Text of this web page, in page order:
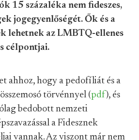
15 százaléka nem fideszes,
jogegyenlőségét. Ők és a
lehetnek az LMBTQ-ellenes
célpontjai.
ahhoz, hogy a pedofíliát és a
törvénnyel (pdf), és
bedobott nemzeti
a Fidesznek
vannak. Az viszont már nem